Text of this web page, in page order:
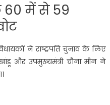
60 में से 59
ने राष्ट्रपति चुनाव के लिए
और उपमुख्यमंत्री चौना मीन ने